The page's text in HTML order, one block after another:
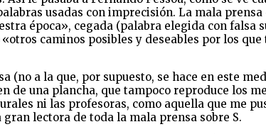
usadas con imprecisión. La mala
época», cegada (palabra elegida con
caminos posibles y deseables por los
a la que, por supuesto, se hace en este
de una plancha, que tampoco reproduce los
ni las profesoras, como aquella que me
lectora de toda la mala prensa sobre S.